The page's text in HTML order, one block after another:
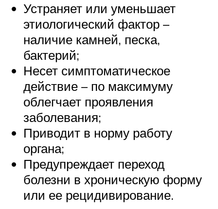
Устраняет или уменьшает
этиологический фактор –
наличие камней, песка,
бактерий;
Несет симптоматическое
действие – по максимуму
облегчает проявления
заболевания;
Приводит в норму работу
органа;
Предупреждает переход
болезни в хроническую форму
или ее рецидивирование.